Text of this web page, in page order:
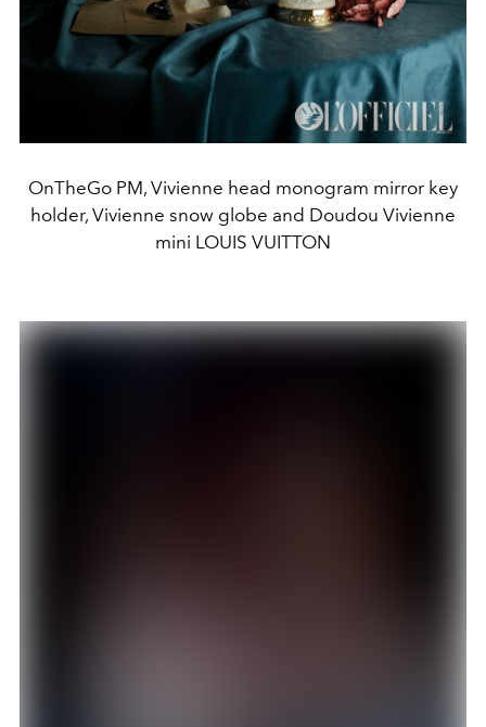
OnTheGo PM, Vivienne head monogram mirror key
holder, Vivienne snow globe and Doudou Vivienne
mini LOUIS VUITTON